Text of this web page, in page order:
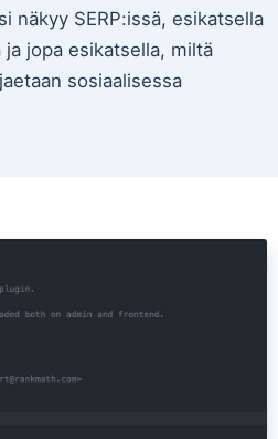
näkyy SERP:issä, esikatsella
jopa esikatsella, miltä
sosiaalisessa